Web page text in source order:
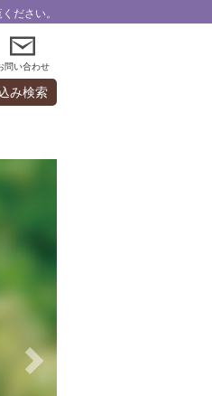
ださい。
問い合わせ
み検索